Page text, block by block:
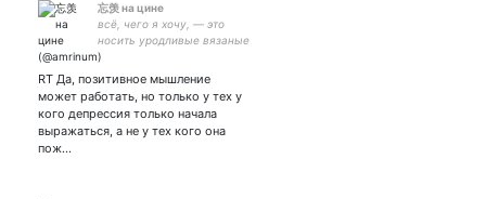
忘羡 на цине
всё, чего я хочу, — это
носить уродливые вязаные
свитера и гулять по лесу.
RT Да, позитивное мышление
может работать, но только у тех у
кого депрессия только начала
выражаться, а не у тех кого она
пож…